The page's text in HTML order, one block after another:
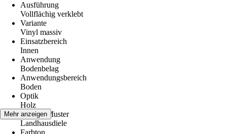
Ausführung
Vollflächig verklebt
Variante
Vinyl massiv
Einsatzbereich
Innen
Anwendung
Bodenbelag
Anwendungsbereich
Boden
Optik
Holz
Dekor / Muster
Landhausdiele
Farbton
Mehr anzeigen